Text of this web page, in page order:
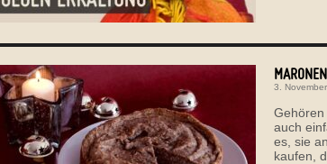
3.
auch
es, sie
kaufen,